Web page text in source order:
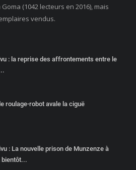
(1042 lecteurs en 2016), mais
vendus.
: la reprise des affrontements entre le
roulage-robot avale la ciguë
: La nouvelle prison de Munzenze à
bientôt...